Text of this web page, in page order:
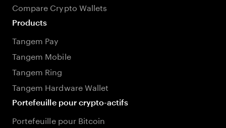
Compare Crypto Wallets
Products
Tangem Pay
Tangem Mobile
Tangem Ring
Tangem Hardware Wallet
Portefeuille pour crypto-actifs
Portefeuille pour Bitcoin